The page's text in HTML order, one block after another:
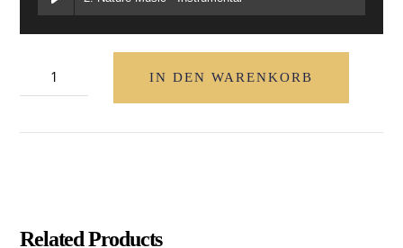
Bist
IN DEN WARENKORB
Related Products